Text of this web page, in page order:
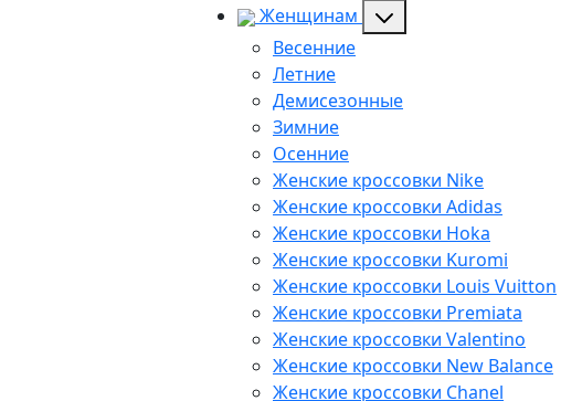
Женщинам
Весенние
Летние
Демисезонные
Зимние
Осенние
Женские кроссовки Nike
Женские кроссовки Adidas
Женские кроссовки Hoka
Женские кроссовки Kuromi
Женские кроссовки Louis Vuitton
Женские кроссовки Premiata
Женские кроссовки Valentino
Женские кроссовки New Balance
Женские кроссовки Chanel